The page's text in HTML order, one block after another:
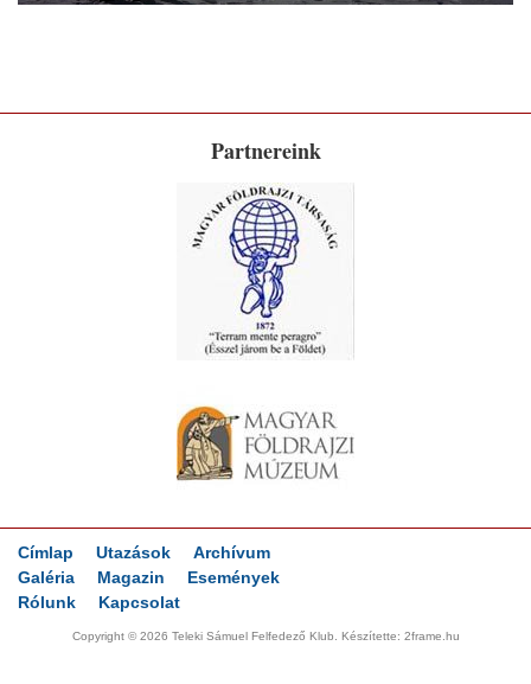
Partnereink
Címlap Utazások
Archívum
Galéria
Magazin
Események
Rólunk
Kapcsolat
Copyright © 2026 Teleki Sámuel Felfedező Klub. Készítette: 2frame.hu